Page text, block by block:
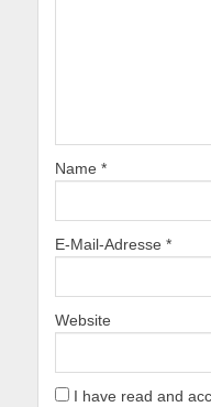
Name *
E-Mail-Adresse *
Website
I have read and